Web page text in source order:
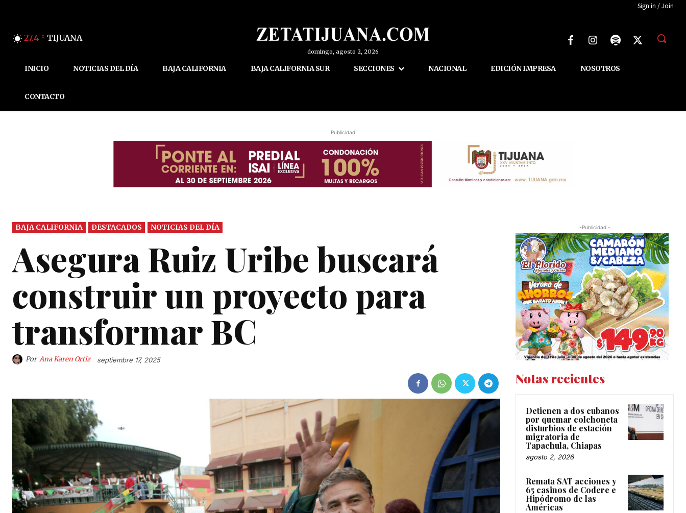
Sign in / Join
27.4 C TIJUANA
domingo, agosto 2, 2026
INICIO NOTICIAS DEL DÍA BAJA CALIFORNIA BAJA CALIFORNIA SUR SECCIONES NACIONAL EDICIÓN IMPRESA NOSOTROS
CONTACTO
Publicidad
BAJA CALIFORNIA DESTACADOS NOTICIAS DEL DÍA
Asegura Ruiz Uribe buscará
construir un proyecto para
transformar BC
Por Ana Karen Ortiz septiembre 17, 2025
-Publicidad -
Notas recientes
Detienen a dos cubanos
por quemar colchoneta
disturbios de estación
migratoria de
Tapachula, Chiapas
agosto 2, 2026
Remata SAT acciones y
65 casinos de Codere e
Hipódromo de las
Américas